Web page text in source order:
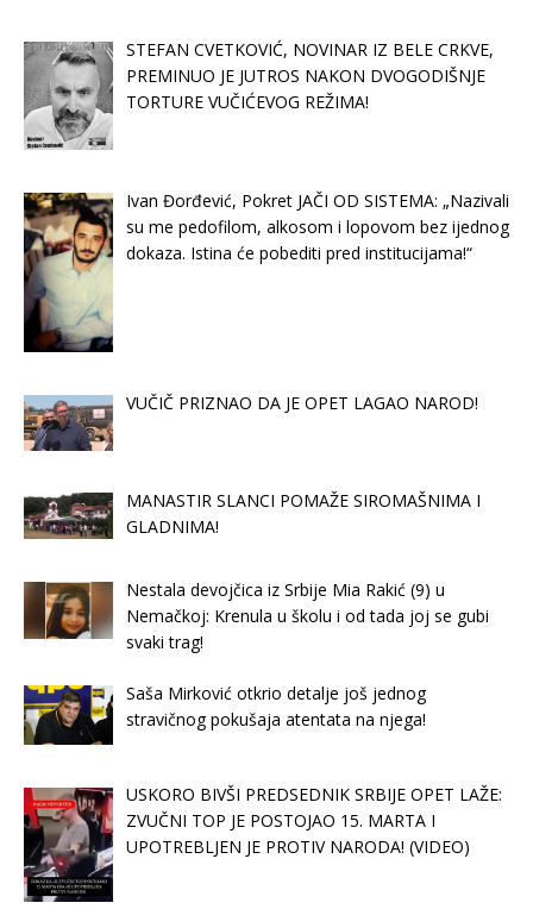
STEFAN CVETKOVIĆ, NOVINAR IZ BELE CRKVE,
PREMINUO JE JUTROS NAKON DVOGODIŠNJE
TORTURE VUČIĆEVOG REŽIMA!
Ivan Đorđević, Pokret JAČI OD SISTEMA: „Nazivali
su me pedofilom, alkosom i lopovom bez ijednog
dokaza. Istina će pobediti pred institucijama!“
VUČIČ PRIZNAO DA JE OPET LAGAO NAROD!
MANASTIR SLANCI POMAŽE SIROMAŠNIMA I
GLADNIMA!
Nestala devojčica iz Srbije Mia Rakić (9) u
Nemačkoj: Krenula u školu i od tada joj se gubi
svaki trag!
Saša Mirković otkrio detalje još jednog
stravičnog pokušaja atentata na njega!
USKORO BIVŠI PREDSEDNIK SRBIJE OPET LAŽE:
ZVUČNI TOP JE POSTOJAO 15. MARTA I
UPOTREBLJEN JE PROTIV NARODA! (VIDEO)